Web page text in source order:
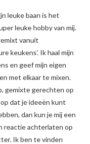
leuke baan is het
leuke hobby van mij.
vanuit
keukens’. Ik haal mijn
en geef mijn eigen
met elkaar te mixen.
gemixte gerechten op
dat je ideeën kunt
dan kun je mij een
reactie achterlaten op
Ik ben te vinden